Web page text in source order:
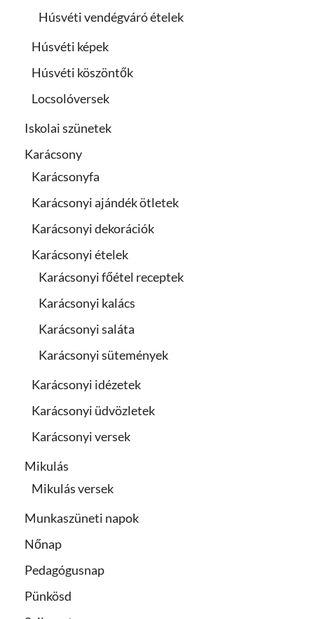
Húsvéti vendégváró ételek
Húsvéti képek
Húsvéti köszöntők
Locsolóversek
Iskolai szünetek
Karácsony
Karácsonyfa
Karácsonyi ajándék ötletek
Karácsonyi dekorációk
Karácsonyi ételek
Karácsonyi főétel receptek
Karácsonyi kalács
Karácsonyi saláta
Karácsonyi sütemények
Karácsonyi idézetek
Karácsonyi üdvözletek
Karácsonyi versek
Mikulás
Mikulás versek
Munkaszüneti napok
Nőnap
Pedagógusnap
Pünkösd